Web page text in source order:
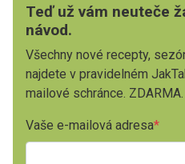
Teď už vám neuteče
návod.
Všechny nové recepty,
najdete v pravidelném
mailové schránce. ZDARMA.
Vaše e-mailová adresa